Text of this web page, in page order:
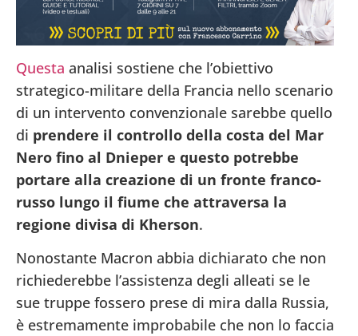
Questa analisi sostiene che l’obiettivo
strategico-militare della Francia nello scenario
di un intervento convenzionale sarebbe quello
di prendere il controllo della costa del Mar
Nero fino al Dnieper e questo potrebbe
portare alla creazione di un fronte franco-
russo lungo il fiume che attraversa la
regione divisa di Kherson.
Nonostante Macron abbia dichiarato che non
richiederebbe l’assistenza degli alleati se le
sue truppe fossero prese di mira dalla Russia,
è estremamente improbabile che non lo faccia